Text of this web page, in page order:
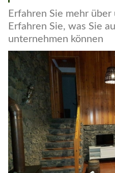
Galerie
Erfahren Sie mehr über
Erfahren Sie, was Sie
unternehmen können